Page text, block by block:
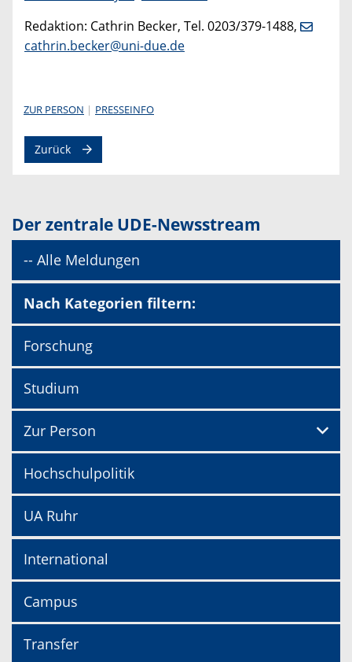
Redaktion: Cathrin Becker, Tel. 0203/379-1488,
cathrin.becker@uni-due.de
ZUR PERSON PRESSEINFO
Zurück
Der zentrale UDE-Newsstream
-- Alle Meldungen
Nach Kategorien filtern:
Forschung
Studium
Zur Person
Hochschulpolitik
UA Ruhr
International
Campus
Transfer